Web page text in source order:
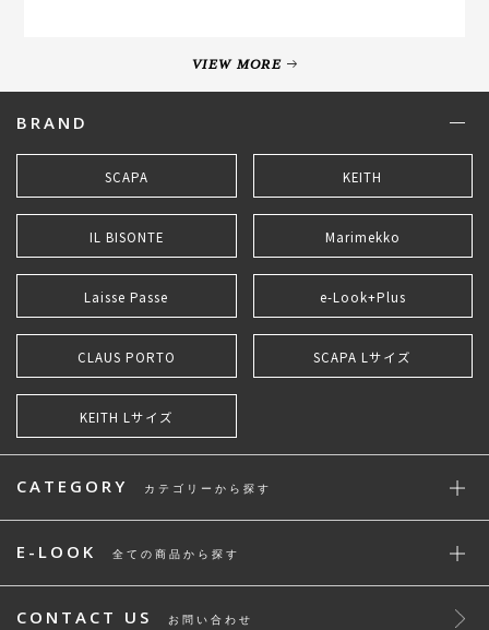
VIEW MORE
BRAND
SCAPA KEITH
IL BISONTE Marimekko
Laisse Passe e-Look+Plus
CLAUS PORTO SCAPA Lサイズ
KEITH Lサイズ
CATEGORY カテゴリーから探す
E-LOOK 全ての商品から探す
CONTACT US お問い合わせ